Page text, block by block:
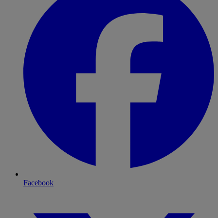
Facebook